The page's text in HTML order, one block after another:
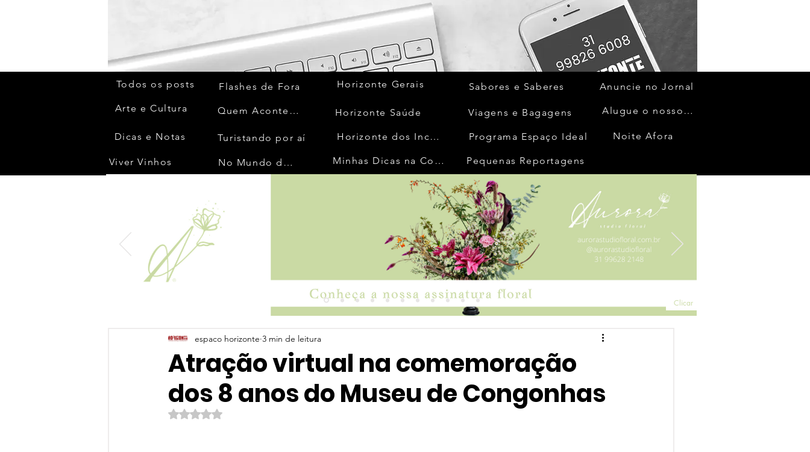
Todos os posts
Arte e Cultura
Dicas e Notas
Viver Vinhos
Flashes de Fora
Quem Acontece
Turistando por aí
No Mundo da Moda
Horizonte Gerais
Horizonte Saúde
Horizonte dos Inconfidentes
Minhas Dicas na Cozinha
Sabores e Saberes
Viagens e Bagagens
Programa Espaço Ideal
Anuncie no Jornal
Alugue o nosso espaço
Noite Afora
Pequenas Reportagens
Clicar
Atração virtual na comemoração
dos 8 anos do Museu de Congonhas
espaco horizonte 3 min de leitura
Avaliado com NaN de 5 estrelas.